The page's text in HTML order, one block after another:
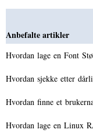
Anbefalte artikler
Hvordan lage en Font
Hvordan sjekke etter
Hvordan finne et
Hvordan lage en Linux